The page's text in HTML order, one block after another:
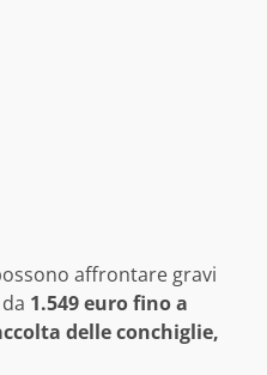
affrontare gravi
1.549 euro fino a
delle conchiglie,